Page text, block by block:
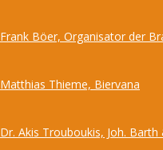
Frank Böer, Organisator der
Matthias Thieme, Biervana
Dr. Akis Trouboukis, Joh.